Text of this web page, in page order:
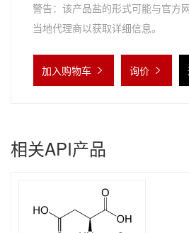
警告：该产品盐的形式可能与官方
当地代理商以获取详细信息。
加入购物车 询价
相关API产品